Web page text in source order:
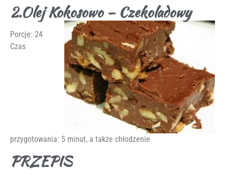
2.Olej Kokosowo – Czekoladowy
Porcje: 24
Czas
przygotowania: 5 minut, a także chłodzenie
PRZEPIS